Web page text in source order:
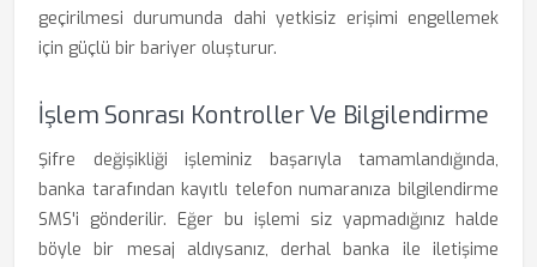
geçirilmesi durumunda dahi yetkisiz erişimi engellemek
için güçlü bir bariyer oluşturur.
İşlem Sonrası Kontroller Ve Bilgilendirme
Şifre değişikliği işleminiz başarıyla tamamlandığında,
banka tarafından kayıtlı telefon numaranıza bilgilendirme
SMS'i gönderilir. Eğer bu işlemi siz yapmadığınız halde
böyle bir mesaj aldıysanız, derhal banka ile iletişime